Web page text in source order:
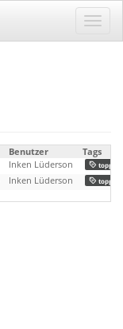
Benutzer Tags
Inken Lüderson
Inken Lüderson